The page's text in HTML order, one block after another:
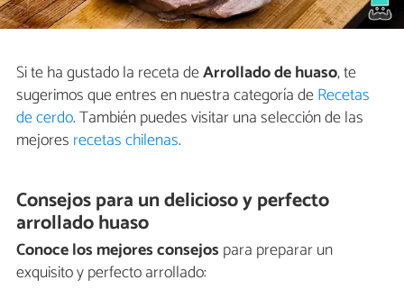
Si te ha gustado la receta deArrollado de huaso, te
sugerimos que entres en nuestra categoría deRecetas
de cerdo. También puedes visitar una selección de las
mejores recetas chilenas.
Consejos para un delicioso y perfecto
arrollado huaso
Conoce los mejores consejos para preparar un
exquisito y perfecto arrollado: